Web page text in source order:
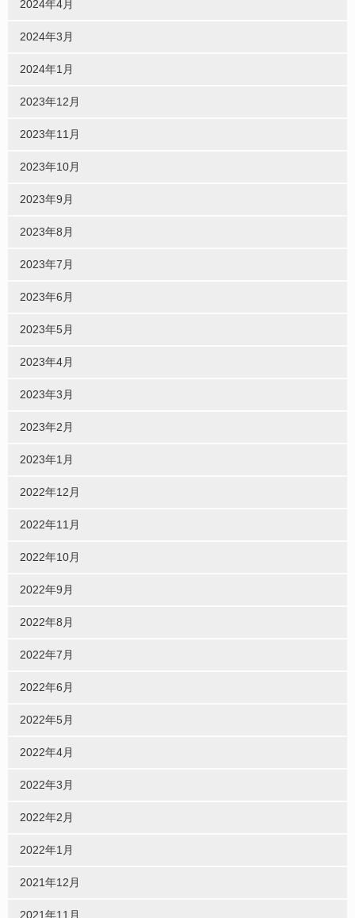
2024年4月
2024年3月
2024年1月
2023年12月
2023年11月
2023年10月
2023年9月
2023年8月
2023年7月
2023年6月
2023年5月
2023年4月
2023年3月
2023年2月
2023年1月
2022年12月
2022年11月
2022年10月
2022年9月
2022年8月
2022年7月
2022年6月
2022年5月
2022年4月
2022年3月
2022年2月
2022年1月
2021年12月
2021年11月